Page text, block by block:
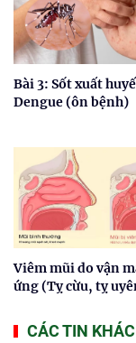
Bài 3: Sốt xuất
Dengue (ôn bệnh)
Viêm mũi do vận
ứng (Tỵ cừu, tỵ
CÁC TIN KHÁC